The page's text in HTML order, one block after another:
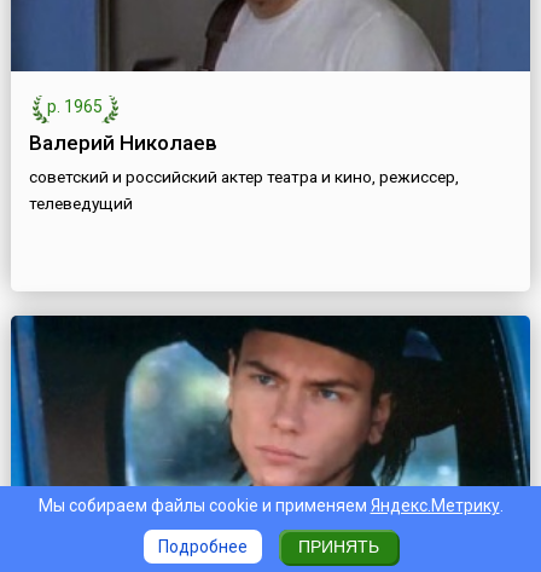
р. 1965
Валерий Николаев
советский и российский актер театра и кино, режиссер,
телеведущий
Мы собираем файлы cookie и применяем Яндекс.Метрику.
Подробнее ПРИНЯТЬ